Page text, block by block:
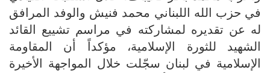
في حزب الله اللبناني محمد فنيش والوفد المرافق
له عن تقديره لمشاركته في مراسم تشييع القائد
الشهيد للثورة الإسلامية، مؤكداً أن المقاومة
الإسلامية في لبنان سجّلت خلال المواجهة الأخيرة